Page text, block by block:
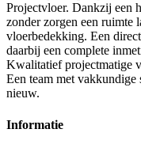
Projectvloer. Dankzij een
zonder zorgen een ruimte
vloerbedekking. Een
daarbij een complete
Kwalitatief projectmatige
Een team met
nieuw.
Informatie